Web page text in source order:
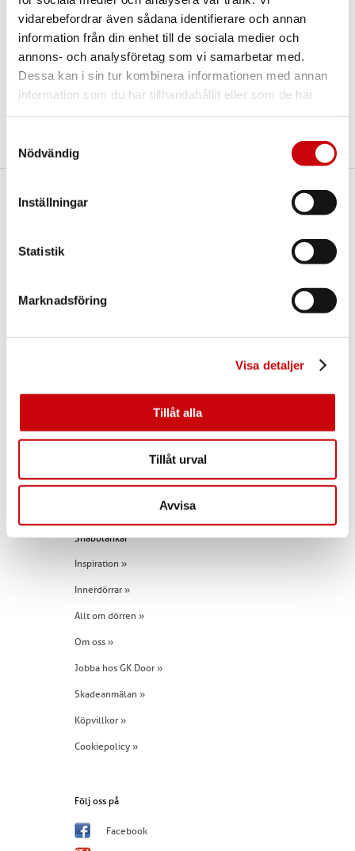
vidarebefordrar även sådana identifierare och annan
information från din enhet till de sociala medier och
annons- och analysföretag som vi samarbetar med.
Dessa kan i sin tur kombinera informationen med annan
information som du har tillhandahållit eller som de har
Nödvändig
Inställningar
Statistik
Marknadsföring
Visa detaljer
Tillåt alla
Tillåt urval
Avvisa
I offertförfrågan väljer dumått, ytbehandling,
karm samt trycke.
Kontakta oss viamejlellertelefonom du har
några funderingar eller särskilda önskemål.
Dela
Här finns vi
Kontakta oss
info@gkdoor.se
Tel:+46 (0)960 - 203 25
Snabblänkar
Inspiration »
Innerdörrar »
Allt om dörren »
Om oss »
Jobba hos GK Door »
Skadeanmälan »
Köpvillkor »
Cookiepolicy »
Följ oss på
Facebook